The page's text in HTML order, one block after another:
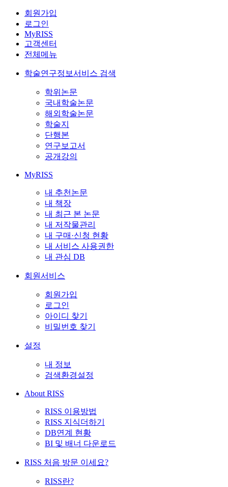
회원가입
로그인
MyRISS
고객센터
전체메뉴
학술연구정보서비스 검색
학위논문
국내학술논문
해외학술논문
학술지
단행본
연구보고서
공개강의
MyRISS
내 추천논문
내 책장
내 최근 본 논문
내 저작물관리
내 구매·신청 현황
내 서비스 사용권한
내 관심 DB
회원서비스
회원가입
로그인
아이디 찾기
비밀번호 찾기
설정
내 정보
검색환경설정
About RISS
RISS 이용방법
RISS 지식더하기
DB연계 현황
BI 및 배너 다운로드
RISS 처음 방문 이세요?
RISS란?